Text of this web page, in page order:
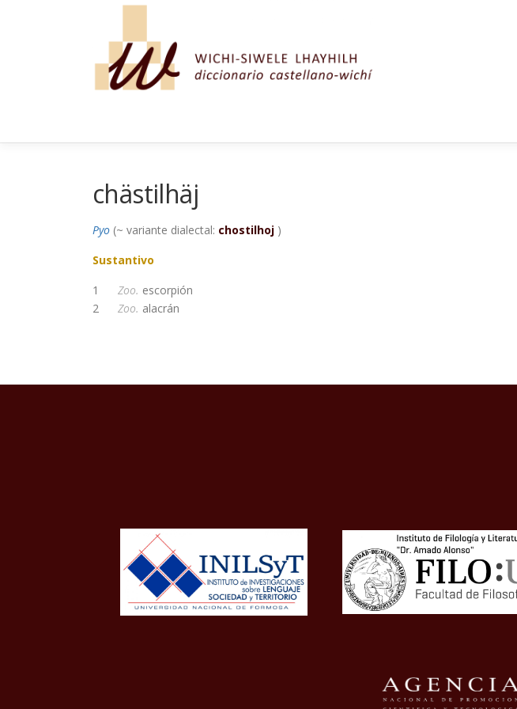
chästilhäj
Pyo (~ variante dialectal: chostilhoj )
Sustantivo
1 Zoo. escorpión
2 Zoo. alacrán